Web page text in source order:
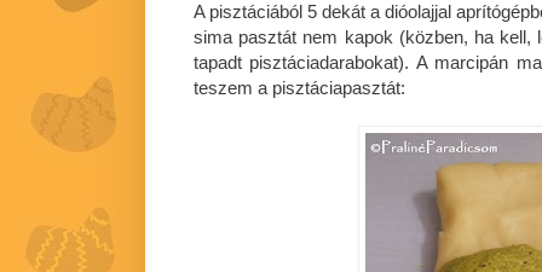
A pisztáciából 5 dekát a dióolajjal
sima pasztát nem kapok (közben, ha kell,
tapadt pisztáciadarabokat). A marcipán
teszem a pisztáciapasztát: